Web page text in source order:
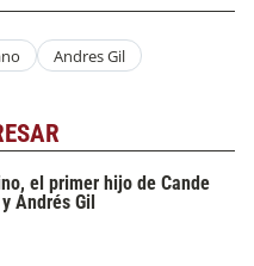
Andres Gil
el primer hijo de Cande
Andrés Gil